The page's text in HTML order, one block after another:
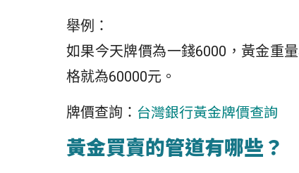
舉例：
如果今天牌價為一錢6000，黃金重
格就為60000元。
牌價查詢： 台灣銀行黃金牌價查詢
黃金買賣的管道有哪些？